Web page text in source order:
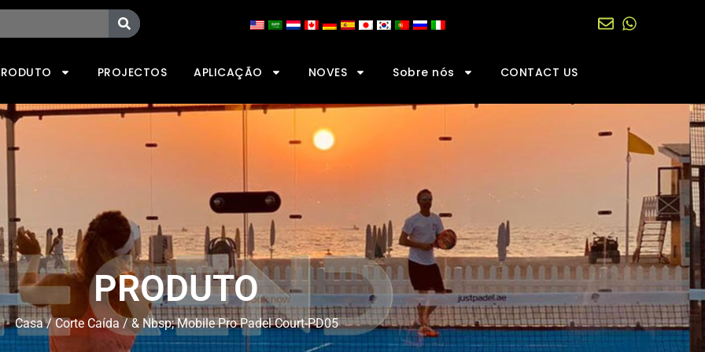
PROJECTOS APLICAÇÃO NOVES Sobre nós CONTACT US
PRODUTO
Casa/Corte Caída / & Nbsp; Mobile Pro Padel Court-PD05